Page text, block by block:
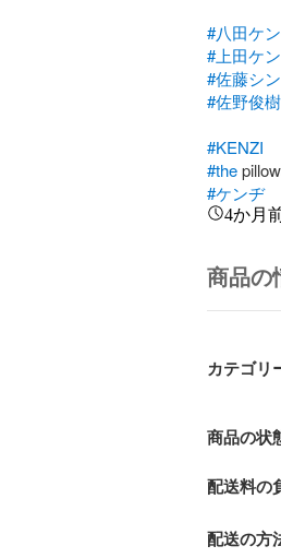
#八田ケ
#上田ケ
#佐藤シ
#佐野俊樹
#KENZI
#the
#ケンヂ
4か月
商品の
カテゴリ
商品の状
配送料の
配送の方